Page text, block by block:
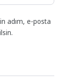
adım, e-posta